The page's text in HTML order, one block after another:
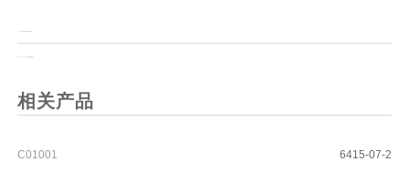
相关产品
C01001 6415-07-2